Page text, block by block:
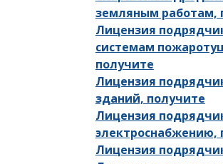
земляным работам,
Лицензия
системам
получите
Лицензия
зданий, получите
Лицензия
электроснабжению,
Лицензия